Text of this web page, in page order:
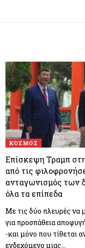
ΚΌΣΜΟΣ
Επίσκεψη Τραμπ
από τις
ανταγωνισμός των
όλα τα επίπεδα
Με τις δύο πλευρές να
για προσπάθεια
-και μόνο που τίθεται
ενδεχόμενο μιας…